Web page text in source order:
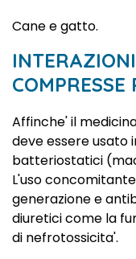
Cane e gatto.
Affinche' il
deve essere usato
batteriostatici
L'uso
generazione e
diuretici come la
di nefrotossicita'.